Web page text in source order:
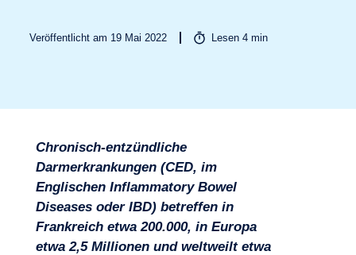
Branchen
Veröffentlicht am 19 Mai 2022 Lesen4 min
Chronisch-entzündliche
Darmerkrankungen (CED, im
Englischen Inflammatory Bowel
Diseases oder IBD) betreffen in
Frankreich etwa 200.000, in Europa
etwa 2,5 Millionen und weltweilt etwa